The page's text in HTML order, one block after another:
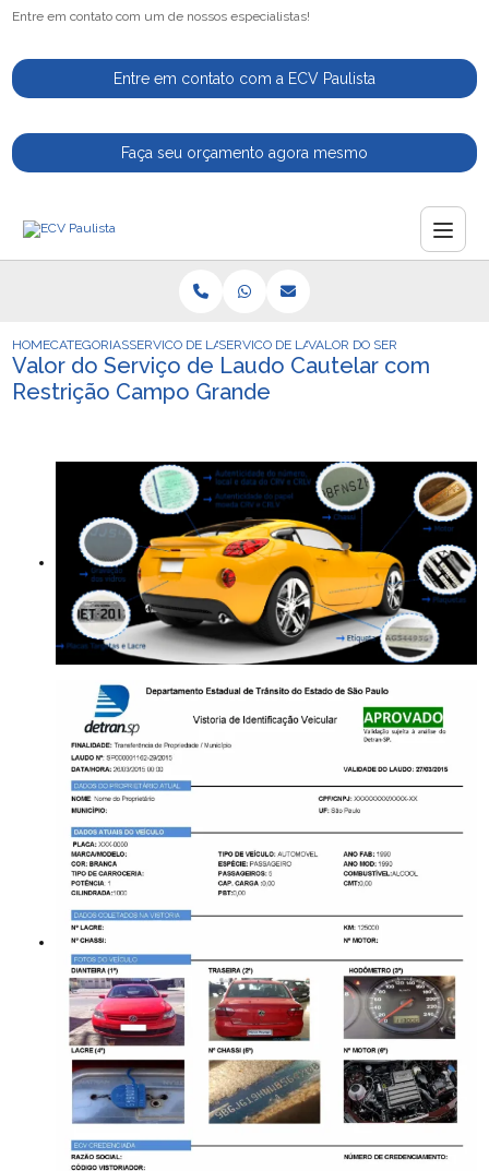
Entre em contato com um de nossos especialistas!
Entre em contato com a ECV Paulista
Faça seu orçamento agora mesmo
HOMECATEGORIASSERVICO DE LAUDO CAUTELAR
SERVICO DE LAUDO CAUTELAR
VALOR DO SERVICO DE
Valor do Serviço de Laudo Cautelar com
Restrição Campo Grande